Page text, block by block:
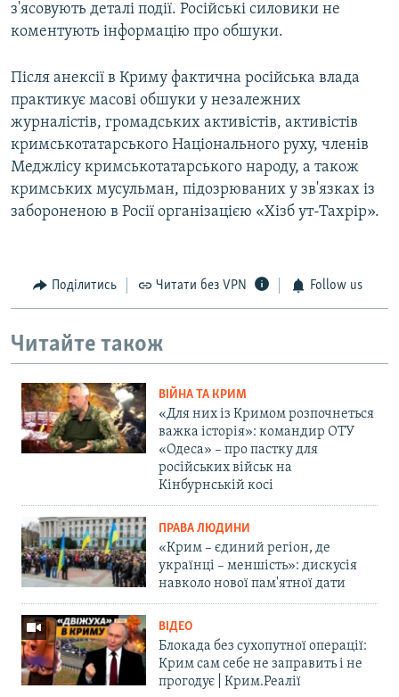
з'ясовують деталі події. Російські силовики не
коментують інформацію про обшуки.
Після анексії в Криму фактична російська влада
практикує масові обшуки у незалежних
журналістів, громадських активістів, активістів
кримськотатарського Національного руху, членів
Меджлісу кримськотатарського народу, а також
кримських мусульман, підозрюваних у зв'язках із
забороненою в Росії організацією «Хізб ут-Тахрір».
Поділитись Читати без VPN Follow us
Читайте також
ВІЙНА ТА КРИМ
«Для них із Кримом розпочнеться
важка історія»: командир ОТУ
«Одеса» – про пастку для
російських військ на
Кінбурнській косі
ПРАВА ЛЮДИНИ
«Крим – єдиний регіон, де
українці – меншість»: дискусія
навколо нової пам'ятної дати
ВІДЕО
Блокада без сухопутної операції:
Крим сам себе не заправить і не
прогодує | Крим.Реалії